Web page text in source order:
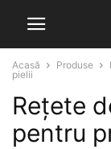
Acasă Produse
pielii
Rețete
pentru